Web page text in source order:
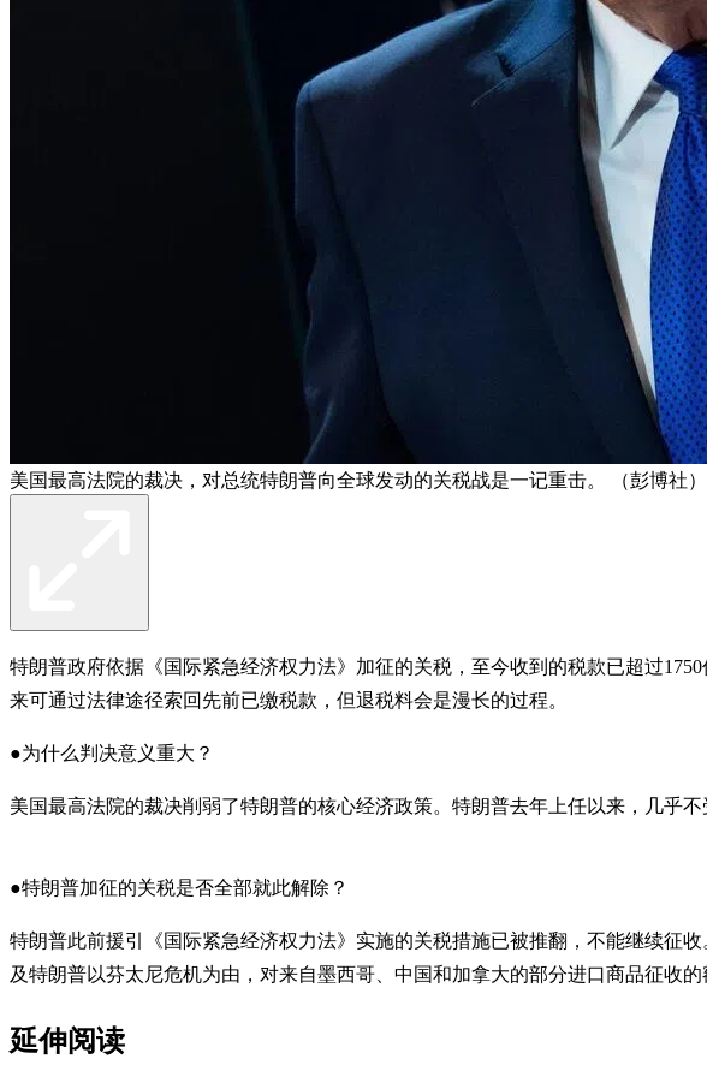
美国最高法院的裁决，对总统特朗普向全球发动的关税战是一记重击。 （彭博社）
特朗普政府依据《国际紧急经济权力法》加征的关税，至今收到的税款已超过
来可通过法律途径索回先前已缴税款，但退税料会是漫长的过程。
●为什么判决意义重大？
美国最高法院的裁决削弱了特朗普的核心经济政策。特朗普去年上任以来，几乎
●特朗普加征的关税是否全部就此解除？
特朗普此前援引《国际紧急经济权力法》实施的关税措施已被推翻，不能继续征
及特朗普以芬太尼危机为由，对来自墨西哥、中国和加拿大的部分进口商品征收的
延伸阅读